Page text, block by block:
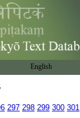
English
297 298 299 300 301
内三善三惡。誰
。誰度不度。泯
次第炳然。若
失。所以大意五
法六義。偏圓五門
彼生解以導方便。
境還移此觀以
。此之下結判。
攝。別則時長
思議下正明不思